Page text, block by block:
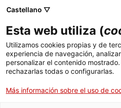
Menú
ACCIÓ - Agencia para el
ACCIÓ - Agencia para el
Inicio
Ayudas y servicios
Países
Declaración trimestral
(modelo
Declaración de
Castellano ▽
Esta web utiliza (
Utilizamos cookies propias y de
experiencia de navegación,
personalizar el contenido
rechazarlas todas o configurarlas.
Más información sobre el uso de